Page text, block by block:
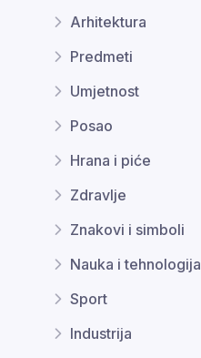
Arhitektura
Predmeti
Umjetnost
Posao
Hrana i piće
Zdravlje
Znakovi i simboli
Nauka i tehnologija
Sport
Industrija